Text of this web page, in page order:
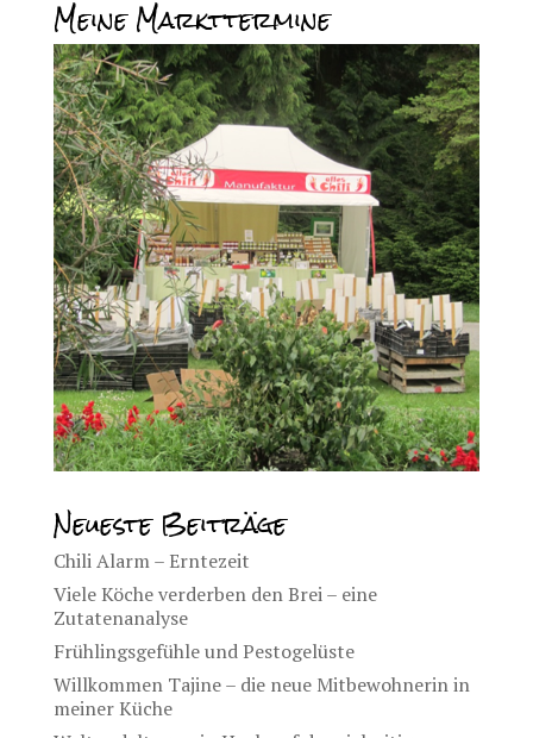
Meine Markttermine
Neueste Beiträge
Chili Alarm – Erntezeit
Viele Köche verderben den Brei – eine
Zutatenanalyse
Frühlingsgefühle und Pestogelüste
Willkommen Tajine – die neue Mitbewohnerin in
meiner Küche